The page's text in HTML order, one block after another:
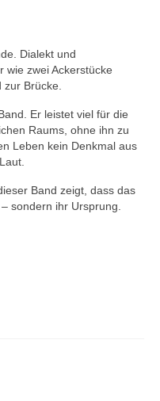
Dialekt und
wie zwei Ackerstücke
Brücke.
Er leistet viel für die
Raums, ohne ihn zu
Leben kein Denkmal aus
Band zeigt, dass das
sondern ihr Ursprung.